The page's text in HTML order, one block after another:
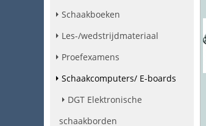
Schaakboeken
Les-/wedstrijdmateriaal
Proefexamens
Schaakcomputers/ E-boards
DGT Elektronische
schaakborden